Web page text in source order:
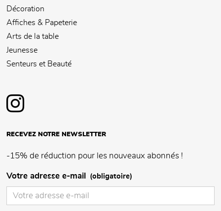
Décoration
Affiches & Papeterie
Arts de la table
Jeunesse
Senteurs et Beauté
RECEVEZ NOTRE NEWSLETTER
-15% de réduction pour les nouveaux abonnés !
Votre adresse e-mail (obligatoire)